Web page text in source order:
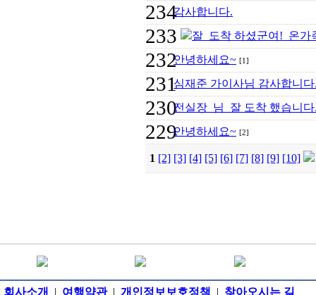
234감사합니다.
233 잘 도착 하셨군여! 온가
232안녕하세요~ [1]
231심재준 가이사님 감사합니
230전실장 님 잘 도착 했습니다
229안녕하세요~ [2]
1 [2] [3] [4] [5] [6] [7] [8] [9] [10]
회사소개 | 여행약관| 개인정보보호정책 | 찾아오시는 길